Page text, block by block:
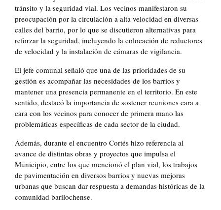
tránsito y la seguridad vial. Los vecinos manifestaron su
preocupación por la circulación a alta velocidad en diversas
calles del barrio, por lo que se discutieron alternativas para
reforzar la seguridad, incluyendo la colocación de reductores
de velocidad y la instalación de cámaras de vigilancia.
El jefe comunal señaló que una de las prioridades de su
gestión es acompañar las necesidades de los barrios y
mantener una presencia permanente en el territorio. En este
sentido, destacó la importancia de sostener reuniones cara a
cara con los vecinos para conocer de primera mano las
problemáticas específicas de cada sector de la ciudad.
Además, durante el encuentro Cortés hizo referencia al
avance de distintas obras y proyectos que impulsa el
Municipio, entre los que mencionó el plan vial, los trabajos
de pavimentación en diversos barrios y nuevas mejoras
urbanas que buscan dar respuesta a demandas históricas de la
comunidad barilochense.